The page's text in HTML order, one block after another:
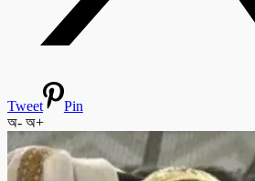
Tweet
Pin
অ- অ+